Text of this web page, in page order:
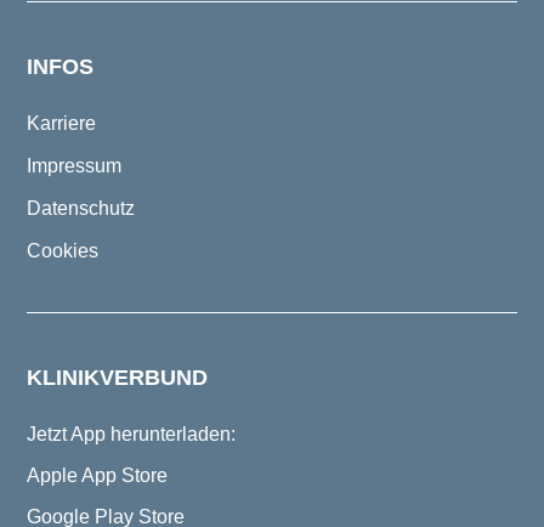
INFOS
Karriere
Impressum
Datenschutz
Cookies
KLINIKVERBUND
Jetzt App herunterladen:
Apple App Store
Google Play Store